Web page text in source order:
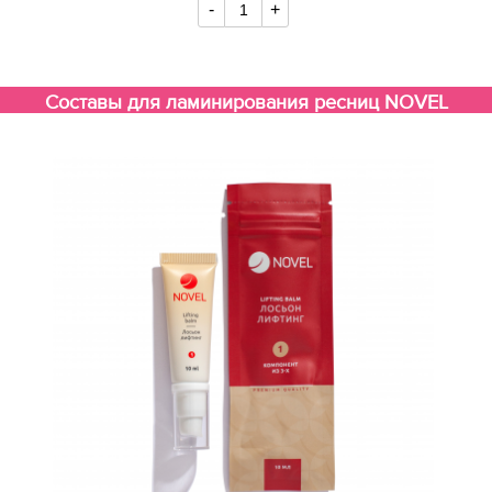
- +
Составы для ламинирования ресниц NOVEL